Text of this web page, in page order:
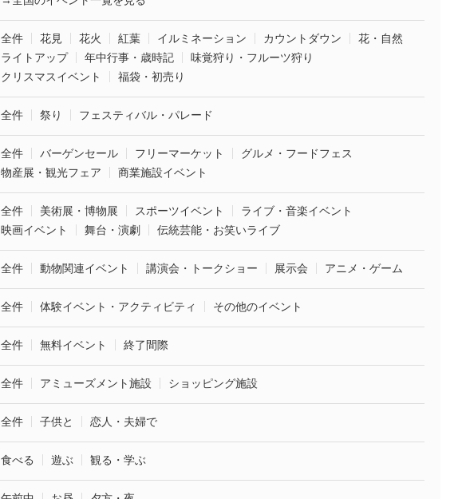
全件 花見 花火 紅葉 イルミネーション カウントダウン
花・自然
ライトアップ
年中行事・歳時記
味覚狩り・フルーツ狩り
クリスマスイベント
福袋・初売り
全件 祭り フェスティバル・パレード
全件 バーゲンセール フリーマーケット
グルメ・フードフェス
物産展・観光フェア
商業施設イベント
全件 美術展・博物展 スポーツイベント
ライブ・音楽イベント
映画イベント
舞台・演劇 伝統芸能・お笑いライブ
全件 動物関連イベント 講演会・トークショー 展示会 アニメ・ゲーム
全件 体験イベント・アクティビティ その他のイベント
全件 無料イベント 終了間際
全件 アミューズメント施設 ショッピング施設
全件 子供と 恋人・夫婦で
食べる 遊ぶ 観る・学ぶ